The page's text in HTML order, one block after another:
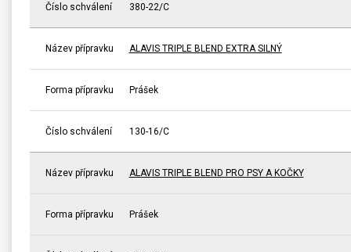
Číslo schválení 380-22/C
Název přípravku ALAVIS TRIPLE BLEND EXTRA SILNÝ
Forma přípravku Prášek
Číslo schválení 130-16/C
Název přípravku ALAVIS TRIPLE BLEND PRO PSY A KOČKY
Forma přípravku Prášek